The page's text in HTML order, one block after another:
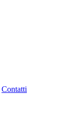
Contatti